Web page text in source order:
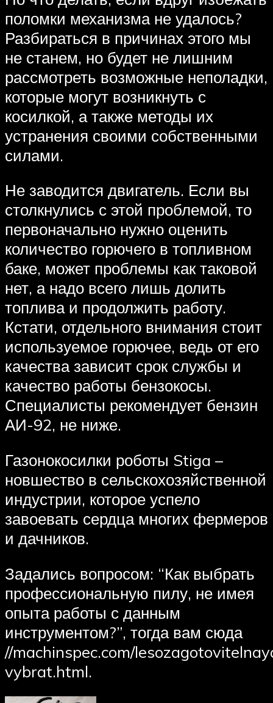
поломки механизма не удалось?
Разбираться в причинах этого мы
не станем, но будет не лишним
рассмотреть возможные неполадки,
которые могут возникнуть с
косилкой, а также методы их
устранения своими собственными
силами.
Не заводится двигатель. Если вы
столкнулись с этой проблемой, то
первоначально нужно оценить
количество горючего в топливном
баке, может проблемы как таковой
нет, а надо всего лишь долить
топлива и продолжить работу.
Кстати, отдельного внимания стоит
используемое горючее, ведь от его
качества зависит срок службы и
качество работы бензокосы.
Специалисты рекомендует бензин
АИ-92, не ниже.
Газонокосилки роботы Stiga –
новшество в сельскохозяйственной
индустрии, которое успело
завоевать сердца многих фермеров
и дачников.
Задались вопросом: “Как выбрать
профессиональную пилу, не имея
опыта работы с данным
инструментом?”, тогда вам сюда
//machinspec.com/
vybrat.html.